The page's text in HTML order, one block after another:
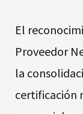
El
Proveedor
la
certificación